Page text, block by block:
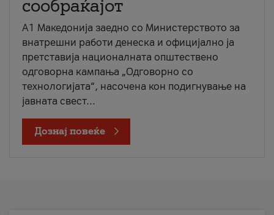
сообраќајот
A1 Македонија заедно со Министерството за
внатрешни работи денеска и официјално ја
претставија националната општествено
одговорна кампања „Одговорно со
технологијата“, насочена кон подигнување на
јавната свест...
Дознај повеќе